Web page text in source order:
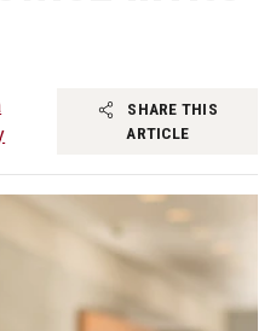
SHARE THIS
ARTICLE